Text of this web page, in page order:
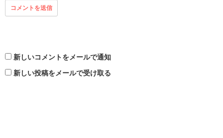
新しいコメントをメールで通知
新しい投稿をメールで受け取る